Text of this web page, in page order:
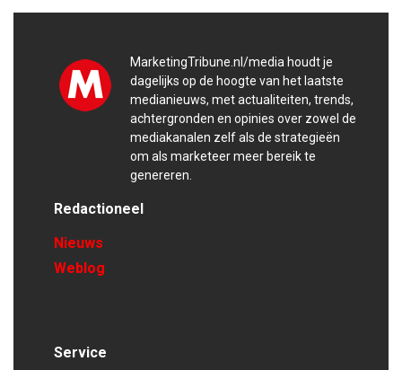
MarketingTribune.nl/media houdt je
dagelijks op de hoogte van het laatste
medianieuws, met actualiteiten, trends,
achtergronden en opinies over zowel de
mediakanalen zelf als de strategieën
om als marketeer meer bereik te
genereren.
Redactioneel
Nieuws
Weblog
Service